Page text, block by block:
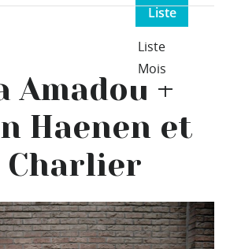
Navigation
Liste
Liste
Mois
Amadou +
Haenen et
Charlier